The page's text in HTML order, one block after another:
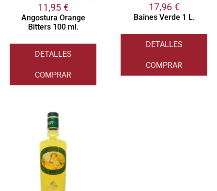
11,95 €
Angostura Orange
Bitters 100 ml.
DETALLES
COMPRAR
17,96 €
Baines Verde 1 L.
DETALLES
COMPRAR